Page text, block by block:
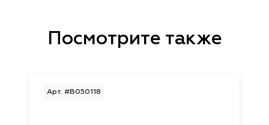
Посмотрите также
Арт. #B050118